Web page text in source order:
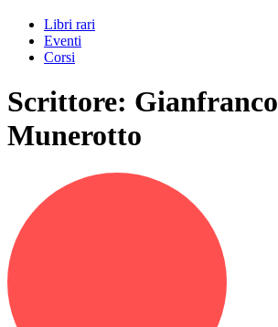
Libri rari
Eventi
Corsi
Scrittore: Gianfranco
Munerotto